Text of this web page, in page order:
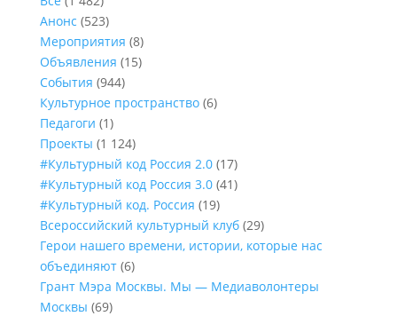
Анонс (523)
Мероприятия (8)
Объявления (15)
События (944)
Культурное пространство(6)
Педагоги (1)
Проекты (1 124)
#Культурный код Россия 2.0(17)
#Культурный код Россия 3.0(41)
#Культурный код. Россия (19)
Всероссийский культурный клуб(29)
Герои нашего времени, истории, которые нас
объединяют(6)
Грант Мэра Москвы. Мы — Медиаволонтеры
Москвы (69)